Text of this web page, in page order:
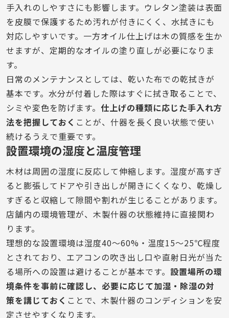
手入れのしやすさにも影響します。ウレタン塗装は表面
を皮膜で保護するため汚れが付きにくく、水拭きにも
対応しやすいです。一方オイル仕上げは木の質感を生か
せますが、定期的なオイルの塗り直しが必要になりま
す。
日常のメンテナンスとしては、乾いた布での乾拭きが
基本です。水分が付着した際はすぐに拭き取ることで、
シミや変色を防げます。 仕上げの種類に応じた手入れ方
法を把握しておく ことが、什器を長く良い状態で使い
続けるうえで重要です。
設置環境の湿度と温度管理
木材は周囲の湿度に反応して伸縮します。湿度が高すぎ
ると膨張してドアや引き出しが開きにくくなり、乾燥し
すぎると収縮して隙間や割れが生じることがあります。
店舗内の環境管理が、木製什器の状態維持に直接関わ
ります。
理想的な設置環境は湿度40〜60%・温度15〜25℃程度
とされており、エアコンの吹き出し口や直射日光が当た
る場所への設置は避けることが基本です。 設置場所の環
境条件を事前に確認し、必要に応じて加湿・除湿の対
策を講じておく ことで、木製什器のコンディションを安
定させやすくなります。